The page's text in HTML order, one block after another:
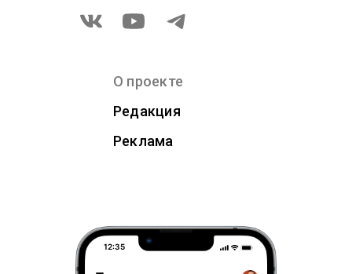
О проекте
Редакция
Реклама
12:35